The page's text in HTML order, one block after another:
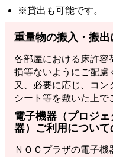
※貸出も可能です。
重量物の搬入・搬出
各部屋における床許容
損等ないようにご配慮
又、必要に応じ、コ
シート等を敷いた上で
電子機器（プロジ
器）ご利用について
ＮＯＣプラザの電子